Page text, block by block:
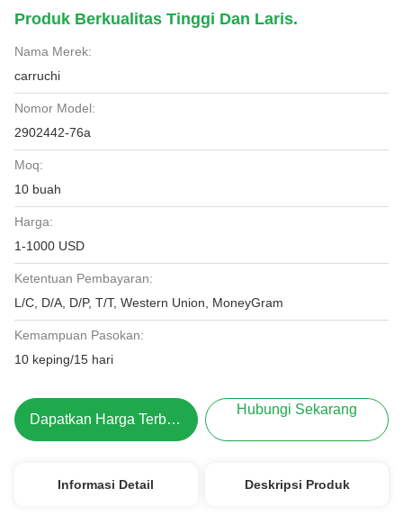
Produk Berkualitas Tinggi Dan Laris.
Nama Merek:
carruchi
Nomor Model:
2902442-76a
Moq:
10 buah
Harga:
1-1000 USD
Ketentuan Pembayaran:
L/C, D/A, D/P, T/T, Western Union, MoneyGram
Kemampuan Pasokan:
10 keping/15 hari
Dapatkan Harga Terbaik
Hubungi Sekarang
Informasi Detail Deskripsi Produk